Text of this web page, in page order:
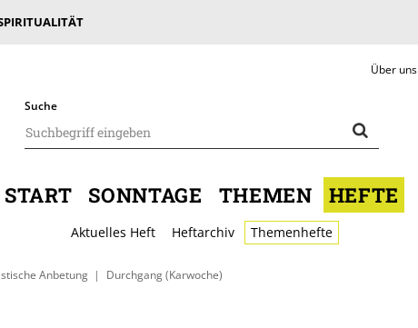
Über uns
Suche
START SONNTAGE THEMEN HEFTE
Aktuelles Heft Heftarchiv Themenhefte
Anbetung Durchgang (Karwoche)